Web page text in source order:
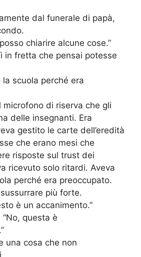
dal funerale di papà,
chiarire alcune cose.”
in fretta che pensai potesse
scuola perché era
microfono di riserva che gli
delle insegnanti. Era
gestito le carte dell’eredità
che erano mesi che
risposte sul trust dei
ricevuto solo ritardi. Aveva
perché era preoccupato.
più forte.
è un accanimento.”
“No, questa è
una cosa che non